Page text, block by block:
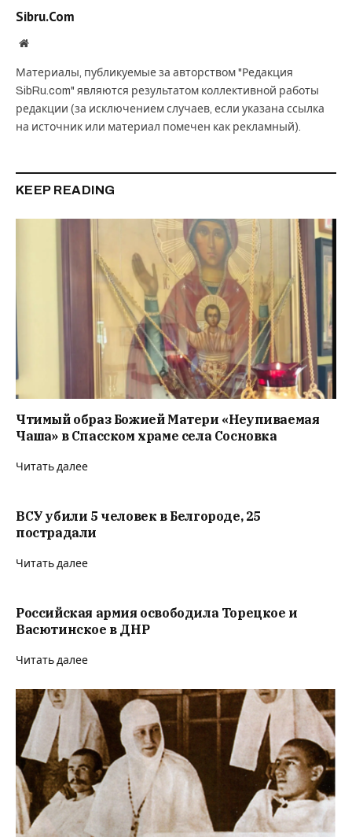
Sibru.Com
Website
Материалы, публикуемые за авторством "Редакция
SibRu.com" являются результатом коллективной работы
редакции (за исключением случаев, если указана ссылка
на источник или материал помечен как рекламный).
KEEP READING
Чтимый образ Божией Матери «Неупиваемая
Чаша» в Спасском храме села Сосновка
Читать далее
ВСУ убили 5 человек в Белгороде, 25
пострадали
Читать далее
Российская армия освободила Торецкое и
Васютинское в ДНР
Читать далее